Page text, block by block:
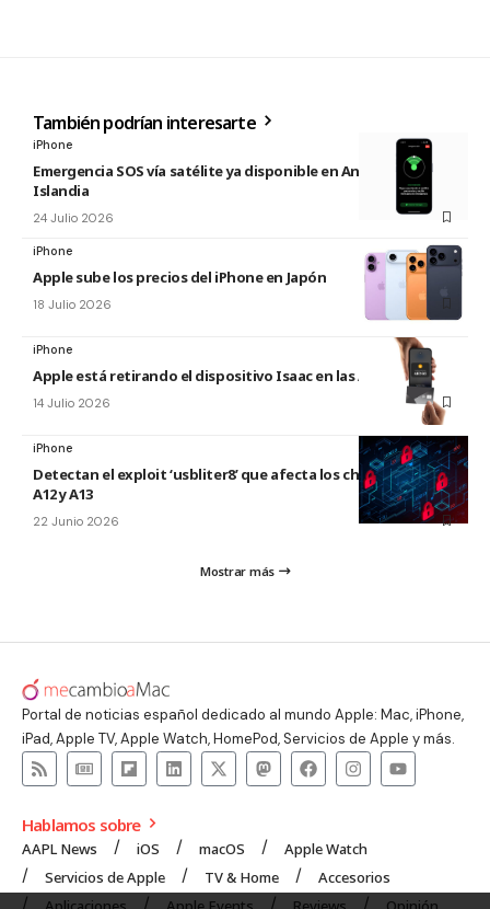
También podrían interesarte
iPhone
Emergencia SOS vía satélite ya disponible en Andorra e
Islandia
24 Julio 2026
iPhone
Apple sube los precios del iPhone en Japón
18 Julio 2026
iPhone
Apple está retirando el dispositivo Isaac en las Apple Store
14 Julio 2026
iPhone
Detectan el exploit ‘usbliter8’ que afecta los chips de Apple
A12 y A13
22 Junio 2026
Mostrar más
Portal de noticias español dedicado al mundo Apple: Mac, iPhone,
iPad, Apple TV, Apple Watch, HomePod, Servicios de Apple y más.
Hablamos sobre
AAPL News iOS macOS
Apple Watch
Servicios de Apple
TV & Home
Accesorios